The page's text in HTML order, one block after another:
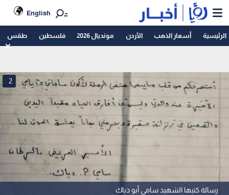
English
الرئيسية أسعار الذهب الأردن مونديال 2026 فلسطين طقس
رسالة كتبها الشهيد سامي أبو دياك
2